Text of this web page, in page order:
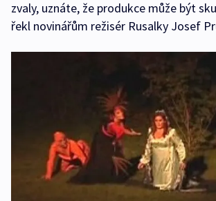
zvaly, uznáte, že produkce může být
řekl novinářům režisér Rusalky Josef